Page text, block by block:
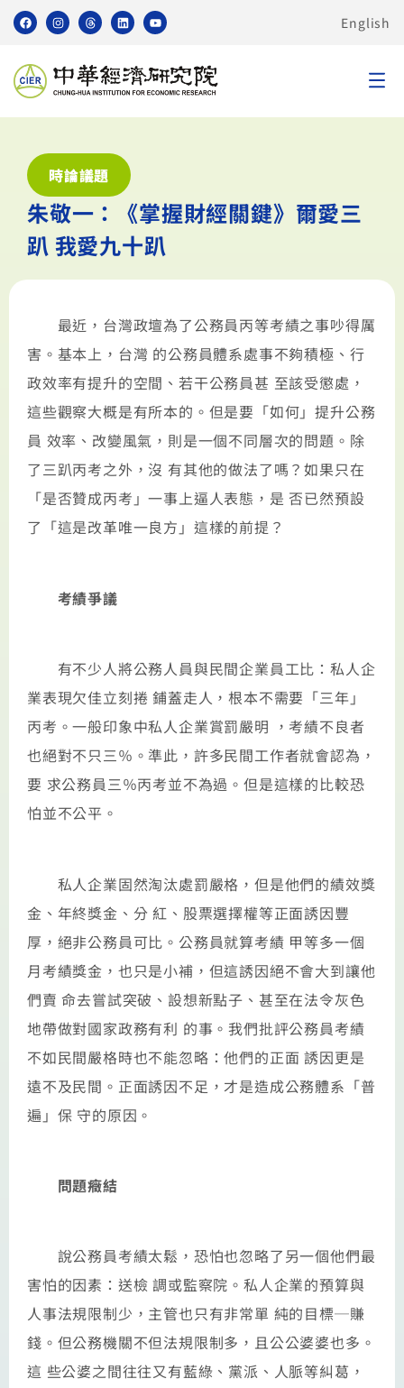
English
時論議題
朱敬一：《掌握財經關鍵》爾愛三
趴 我愛九十趴
最近，台灣政壇為了公務員丙等考績之事吵得厲
害。基本上，台灣 的公務員體系處事不夠積極、行
政效率有提升的空間、若干公務員甚 至該受懲處，
這些觀察大概是有所本的。但是要「如何」提升公務
員 效率、改變風氣，則是一個不同層次的問題。除
了三趴丙考之外，沒 有其他的做法了嗎？如果只在
「是否贊成丙考」一事上逼人表態，是 否已然預設
了「這是改革唯一良方」這樣的前提？
考績爭議
有不少人將公務人員與民間企業員工比：私人企
業表現欠佳立刻捲 鋪蓋走人，根本不需要「三年」
丙考。一般印象中私人企業賞罰嚴明 ，考績不良者
也絕對不只三％。準此，許多民間工作者就會認為，
要 求公務員三％丙考並不為過。但是這樣的比較恐
怕並不公平。
私人企業固然淘汰處罰嚴格，但是他們的績效獎
金、年終獎金、分 紅、股票選擇權等正面誘因豐
厚，絕非公務員可比。公務員就算考績 甲等多一個
月考績獎金，也只是小補，但這誘因絕不會大到讓他
們賣 命去嘗試突破、設想新點子、甚至在法令灰色
地帶做對國家政務有利 的事。我們批評公務員考績
不如民間嚴格時也不能忽略：他們的正面 誘因更是
遠不及民間。正面誘因不足，才是造成公務體系「普
遍」保 守的原因。
問題癥結
說公務員考績太鬆，恐怕也忽略了另一個他們最
害怕的因素：送檢 調或監察院。私人企業的預算與
人事法規限制少，主管也只有非常單 純的目標─賺
錢。但公務機關不但法規限制多，且公公婆婆也多。
這 些公婆之間往往又有藍綠、黨派、人脈等糾葛，